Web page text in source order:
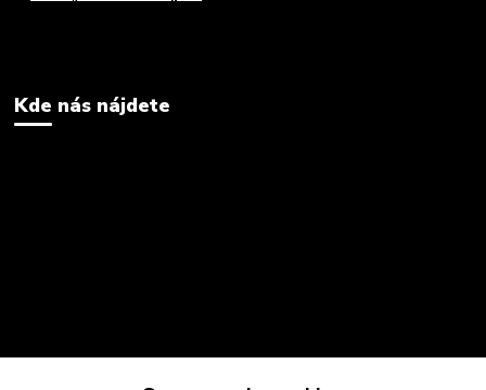
Kde nás nájdete